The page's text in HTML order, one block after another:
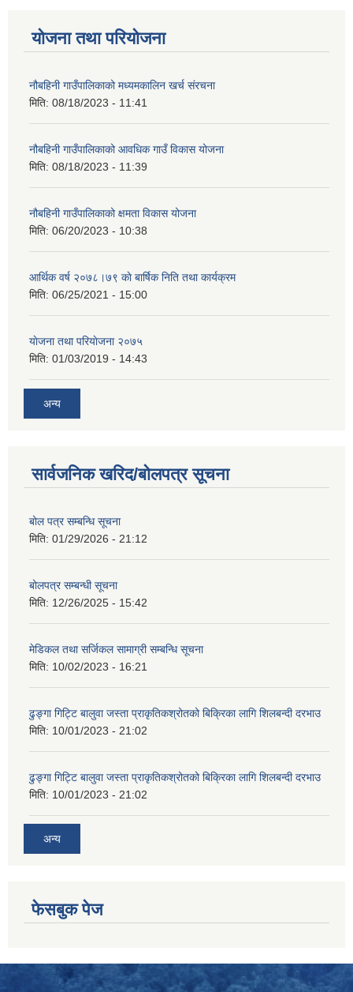
योजना तथा परियोजना
नौबहिनी गाउँपालिकाको मध्यमकालिन खर्च संरचना
मिति: 08/18/2023 - 11:41
नौबहिनी गाउँपालिकाको आवधिक गाउँ विकास योजना
मिति: 08/18/2023 - 11:39
नौबहिनी गाउँपालिकाको क्षमता विकास योजना
मिति: 06/20/2023 - 10:38
आर्थिक वर्ष २०७८।७९ काे बार्षिक निति तथा कार्यक्रम
मिति: 06/25/2021 - 15:00
याेजना तथा परियाेजना २०७५
मिति: 01/03/2019 - 14:43
अन्य
सार्वजनिक खरिद/बोलपत्र सूचना
बोल पत्र सम्बन्धि सूचना
मिति: 01/29/2026 - 21:12
बोलपत्र सम्बन्धी सूचना
मिति: 12/26/2025 - 15:42
मेडिकल तथा सर्जिकल सामाग्री सम्बन्धि सूचना
मिति: 10/02/2023 - 16:21
ढुङ्गा गिट्टि बालुवा जस्ता प्राकृतिकश्रोतको बिक्रिका लागि शिलबन्दी दरभाउ
मिति: 10/01/2023 - 21:02
ढुङ्गा गिट्टि बालुवा जस्ता प्राकृतिकश्रोतको बिक्रिका लागि शिलबन्दी दरभाउ
मिति: 10/01/2023 - 21:02
अन्य
फेसबुक पेज